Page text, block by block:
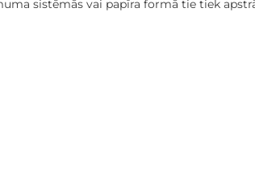
sistēmās vai papīra formā tie tiek